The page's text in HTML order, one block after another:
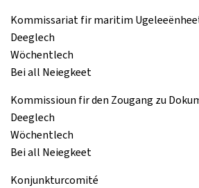
Kommissariat fir maritim
Deeglech
Wöchentlech
Bei all Neiegkeet
Kommissioun fir den Zougang zu
Deeglech
Wöchentlech
Bei all Neiegkeet
Konjunkturcomité